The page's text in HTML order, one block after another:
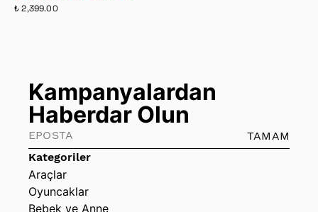
₺ 2,399.00
Kategoriler
Araçlar
Oyuncaklar
Bebek ve Anne
Kampanyalardan
Haberdar Olun
TAMAM